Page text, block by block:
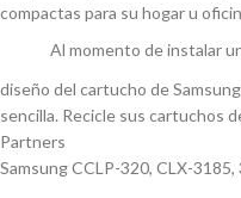
compactas para su hogar u
Al momento de instalar
diseño del cartucho de
sencilla. Recicle sus cartuchos
Partners
Samsung CCLP-320, CLX-